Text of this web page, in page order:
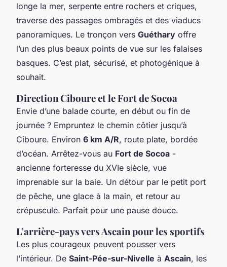
longe la mer, serpente entre rochers et criques,
traverse des passages ombragés et des viaducs
panoramiques. Le tronçon vers Guéthary offre
l’un des plus beaux points de vue sur les falaises
basques. C’est plat, sécurisé, et photogénique à
souhait.
Direction Ciboure et le Fort de Socoa
Envie d’une balade courte, en début ou fin de
journée ? Empruntez le chemin côtier jusqu’à
Ciboure. Environ 6 km A/R, route plate, bordée
d’océan. Arrêtez-vous au Fort de Socoa -
ancienne forteresse du XVIe siècle, vue
imprenable sur la baie. Un détour par le petit port
de pêche, une glace à la main, et retour au
crépuscule. Parfait pour une pause douce.
L’arrière-pays vers Ascain pour les sportifs
Les plus courageux peuvent pousser vers
l’intérieur. De Saint-Pée-sur-Nivelle à Ascain, les